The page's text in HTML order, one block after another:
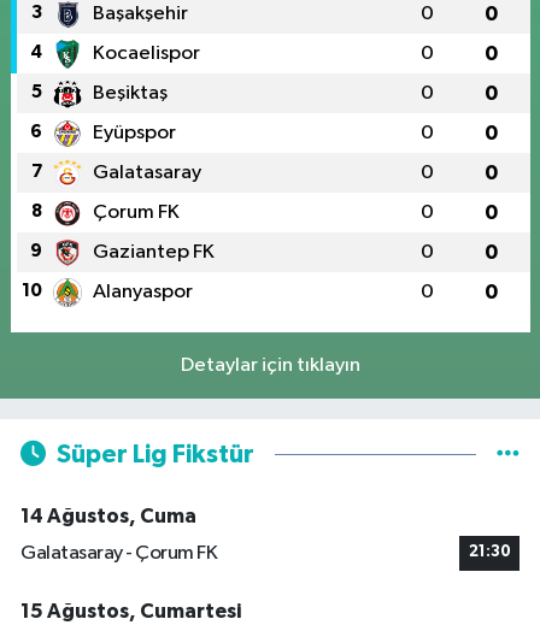
3 Başakşehir 0 0
4 Kocaelispor 0 0
5 Beşiktaş 0 0
6 Eyüpspor 0 0
7 Galatasaray 0 0
8 Çorum FK 0 0
9 Gaziantep FK 0 0
10 Alanyaspor 0 0
Detaylar için tıklayın
Süper Lig Fikstür
14 Ağustos, Cuma
Galatasaray - Çorum FK
21:30
15 Ağustos, Cumartesi